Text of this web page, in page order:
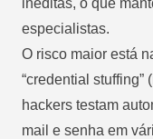
inéditas, o que
especialistas.
O risco maior está
“credential
hackers testam
mail e senha em